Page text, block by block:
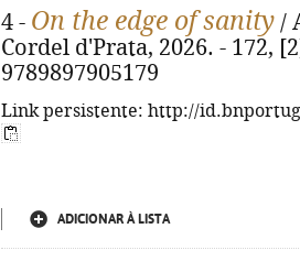
4 - On the edge of sanity /
Cordel d'Prata, 2026. - 172,
9789897905179
Link persistente: http://
ADICIONAR À LISTA